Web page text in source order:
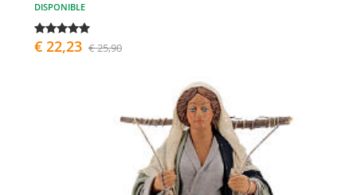
DISPONIBLE
€ 22,23 € 25,90